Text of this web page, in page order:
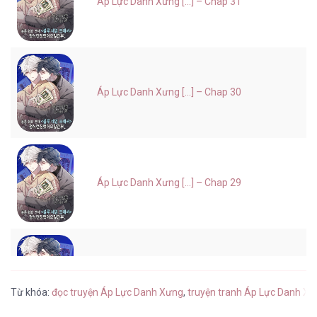
Áp Lực Danh Xưng [...] – Chap 30
Áp Lực Danh Xưng [...] – Chap 29
Từ khóa: đọc truyện Áp Lực Danh Xưng, truyện tranh Áp Lực Danh